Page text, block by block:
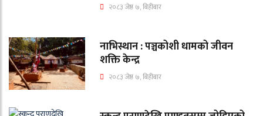
२०८३ जेष्ठ ७, बिहीबार
नाभिस्थान : पञ्चकोशी धामको जीवन
शक्ति केन्द्र
२०८३ जेष्ठ ७, बिहीबार